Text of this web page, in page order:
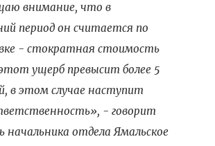
внимание, что в
период он считается по
- стократная стоимость
ущерб превысит более 5
в этом случае наступит
- говорит
начальника отдела Ямальское